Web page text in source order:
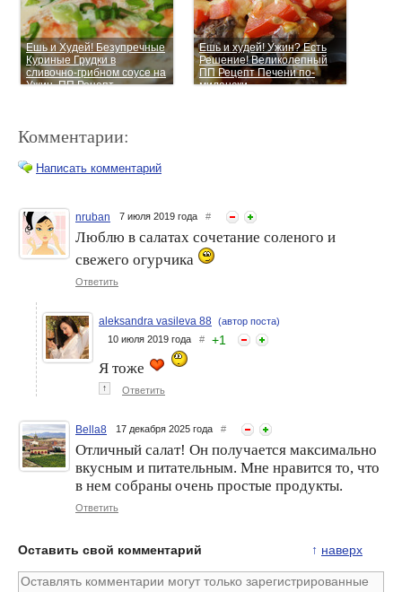
Ешь и Худей! Безупречные
Куриные Грудки в
сливочно-грибном соусе на
Ужин. ПП Рецепт
Ешь и худей! Ужин? Есть
Решение! Великолепный
ПП Рецепт Печени по-
милански
Ешь и Худей!
Умопомрачительно
Великолепными
Ешь и Худей! Пирог-Улитка
из Лаваша с Капустой и
Ешь и Худей! Вкусный Суп
к Обеду! Борщ с Красной
Фасолью на Курином
Бульоне. Рецепты ПП
Ешь и Худей! Идеальный
Салат к Ужину. Вкус и
Польза. ПП Рецепт
Комментарии:
Написать комментарий
nruban 7 июля 2019 года #
Люблю в салатах сочетание соленого и
свежего огурчика
Ответить
aleksandra vasileva 88 (автор поста)
10 июля 2019 года # +1
Я тоже
↑ Ответить
Bella8 17 декабря 2025 года #
Отличный салат! Он получается максимально
вкусным и питательным. Мне нравится то, что
в нем собраны очень простые продукты.
Ответить
↑ наверх
Оставить свой комментарий